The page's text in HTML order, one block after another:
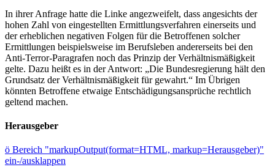
In ihrer Anfrage hatte die Linke angezweifelt, dass angesichts der
hohen Zahl von eingestellten Ermittlungsverfahren einerseits und
der erheblichen negativen Folgen für die Betroffenen solcher
Ermittlungen beispielsweise im Berufsleben andererseits bei den
Anti-Terror-Paragrafen noch das Prinzip der Verhältnismäßigkeit
gelte. Dazu heißt es in der Antwort: „Die Bundesregierung hält den
Grundsatz der Verhältnismäßigkeit für gewahrt.“ Im Übrigen
könnten Betroffene etwaige Entschädigungsansprüche rechtlich
geltend machen.
Herausgeber
ö Bereich "markupOutput(format=HTML, markup=Herausgeber)"
ein-/ausklappen